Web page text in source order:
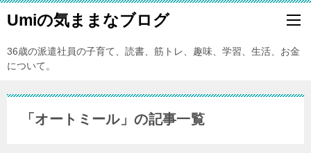
Umiの気ままなブログ
36歳の派遣社員の子育て、読書、筋トレ、趣味、学習、生活、お金
について。
「オートミール」の記事一覧